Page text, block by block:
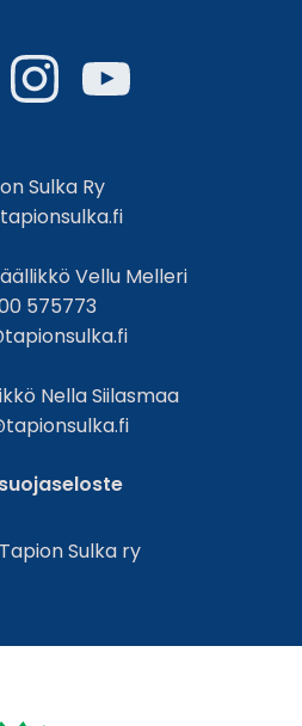
Sulka Ry
Vellu Melleri
575773
Nella Siilasmaa
Sulka ry